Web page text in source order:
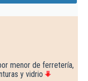
menor de ferretería,
y vidrio